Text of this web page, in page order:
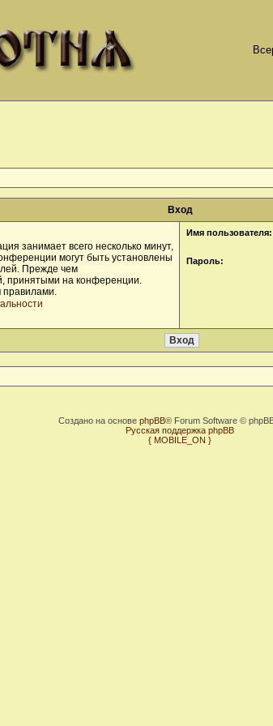
Вход
занимает всего несколько минут,
могут быть установлены
Прежде чем
принятыми на конференции.
правилами.
Имя пользователя:
Пароль:
Создано на основе phpBB® Forum Software ©
Русская поддержка phpBB
{ MOBILE_ON }